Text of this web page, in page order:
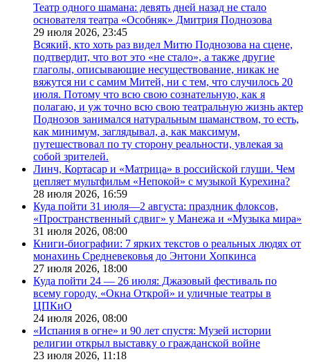
Театр одного шамана: девять дней назад не стало
основателя театра «Особняк» Дмитрия Поднозова
29 июля 2026, 23:45
Всякий, кто хоть раз видел Митю Поднозова на сцене,
подтвердит, что вот это «не стало», а также другие
глаголы, описывающие несуществование, никак не
вяжутся ни с самим Митей, ни с тем, что случилось 20
июля. Потому что всю свою сознательную, как я
полагаю, и уж точно всю свою театральную жизнь актер
Поднозов занимался натуральным шаманством, то есть,
как минимум, заглядывал, а, как максимум,
путешествовал по ту сторону реальности, увлекая за
собой зрителей.
Линч, Кортасар и «Матрица» в российской глуши. Чем
цепляет мультфильм «Непокой» с музыкой Курехина?
28 июля 2026, 16:59
Куда пойти 31 июля—2 августа: праздник флоксов,
«Пространственный сдвиг» у Манежа и «Музыка мира»
31 июля 2026, 08:00
Книги-биографии: 7 ярких текстов о реальных людях от
монахинь Средневековья до Энтони Хопкинса
27 июля 2026, 18:00
Куда пойти 24 — 26 июля: Джазовый фестиваль по
всему городу, «Окна Открой» и уличные театры в
ЦПКиО
24 июля 2026, 08:00
«Испания в огне» и 90 лет спустя: Музей истории
религии открыл выставку о гражданской войне
23 июля 2026, 11:18